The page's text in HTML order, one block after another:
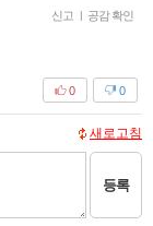
신고 | 공감 확인
0
0
새로고침
등록